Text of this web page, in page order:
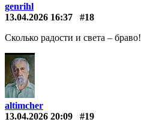
genrihl
13.04.2026 16:37
#18
Сколько радости и света – браво!
altimcher
13.04.2026 20:09
#19